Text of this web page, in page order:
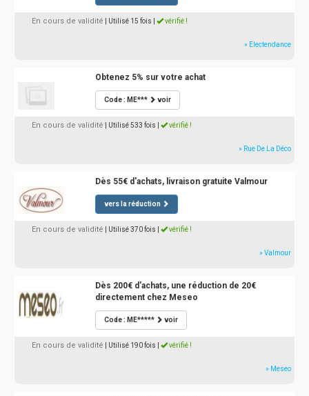
En cours de validité | Utilisé 15 fois vérifié !
» Electendance
Obtenez 5% sur votre achat
Code : ME*** voir
En cours de validité | Utilisé 533 fois vérifié !
» Rue De La Déco
Dès 55€ d'achats, livraison gratuite Valmour
vers la réduction
En cours de validité | Utilisé 370 fois vérifié !
» Valmour
Dès 200€ d'achats, une réduction de 20€
directement chez Meseo
Code : ME***** voir
En cours de validité | Utilisé 190 fois vérifié !
» Meseo